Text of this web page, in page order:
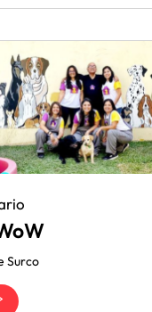
Surco